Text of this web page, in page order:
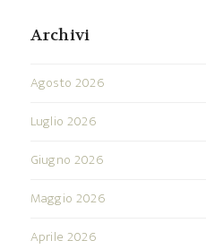
Archivi
Agosto 2026
Luglio 2026
Giugno 2026
Maggio 2026
Aprile 2026